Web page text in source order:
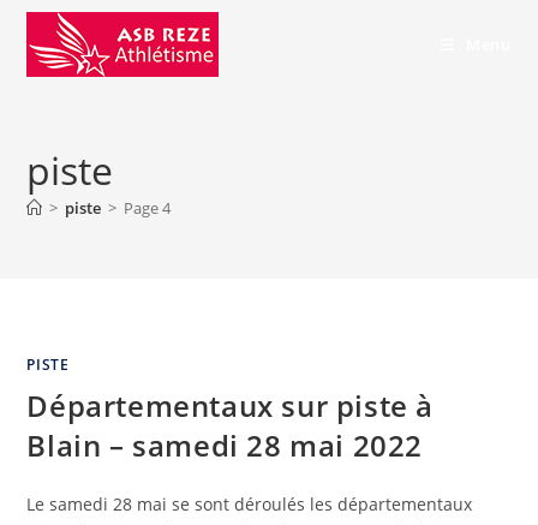
piste
> piste > Page 4
PISTE
Départementaux sur piste à
Blain – samedi 28 mai 2022
Le samedi 28 mai se sont déroulés les départementaux